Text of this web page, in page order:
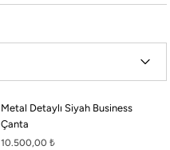
Metal Detaylı Siyah Business
Çanta
10.500,00 ₺